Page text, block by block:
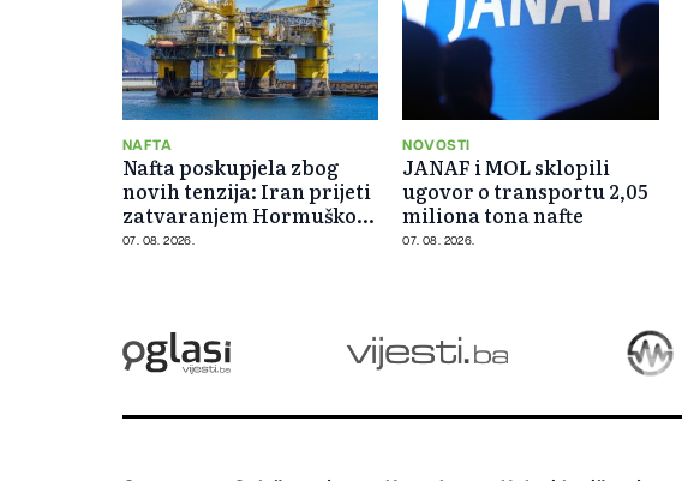
NAFTA
Nafta poskupjela zbog
novih tenzija: Iran prijeti
zatvaranjem Hormuškog
moreuza
07. 08. 2026.
NOVOSTI
JANAF i MOL sklopili
ugovor o transportu 2,05
miliona tona nafte
07. 08. 2026.